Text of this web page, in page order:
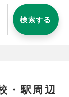
検索する
・駅周辺